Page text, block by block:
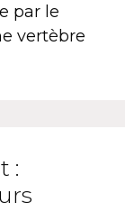
par le
vertèbre
: